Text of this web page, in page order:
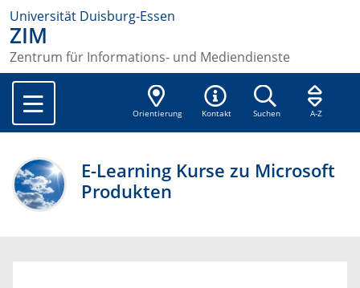
Universität Duisburg-Essen
ZIM
Zentrum für Informations- und Mediendienste
Orientierung Kontakt Suchen A-Z
E-Learning Kurse zu Microsoft
Produkten